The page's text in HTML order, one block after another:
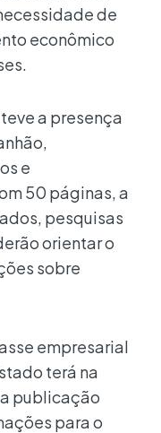
de
econômico
a presença
e
50 páginas, a
pesquisas
orientar o
sobre
empresarial
terá na
publicação
para o